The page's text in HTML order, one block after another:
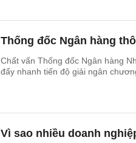
Thống đốc Ngân hàng
Chất vấn Thống đốc Ngân hàng
đẩy nhanh tiến độ giải ngân
Vì sao nhiều doanh